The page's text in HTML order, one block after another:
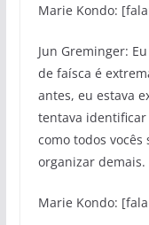
Marie Kondo:
Jun Greminger:
de faísca é
antes, eu estava
tentava identificar
como todos
organizar demais.
Marie Kondo: